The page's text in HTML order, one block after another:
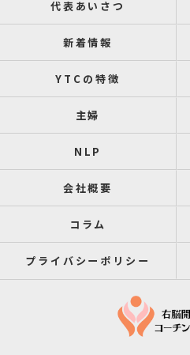
代表あいさつ
新着情報
YTCの特徴
主婦
NLP
会社概要
コラム
プライバシーポリシー